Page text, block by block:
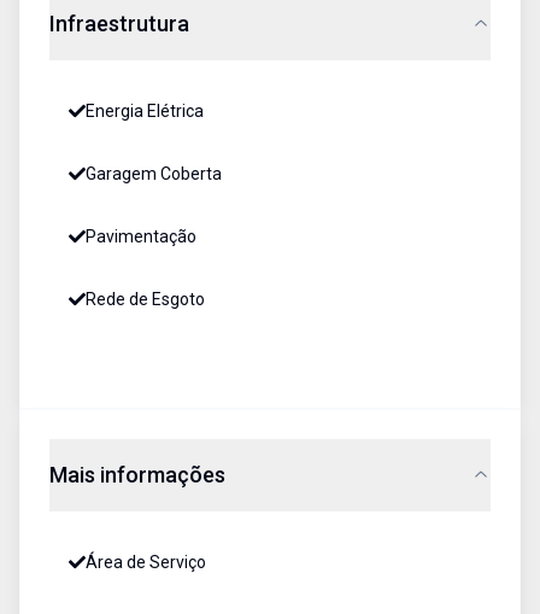
Infraestrutura
Energia Elétrica
Garagem Coberta
Pavimentação
Rede de Esgoto
Mais informações
Área de Serviço